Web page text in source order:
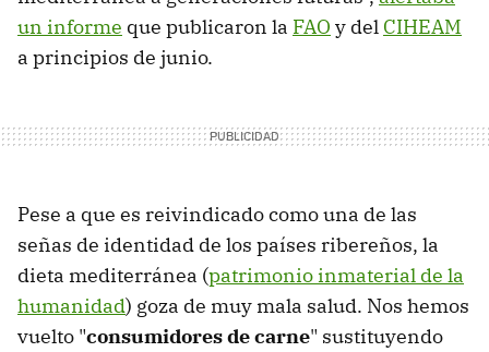
un informe que publicaron la FAO y del CIHEAM
a principios de junio.
Pese a que es reivindicado como una de las
señas de identidad de los países ribereños, la
dieta mediterránea (patrimonio inmaterial de la
humanidad) goza de muy mala salud. Nos hemos
vuelto "consumidores de carne" sustituyendo